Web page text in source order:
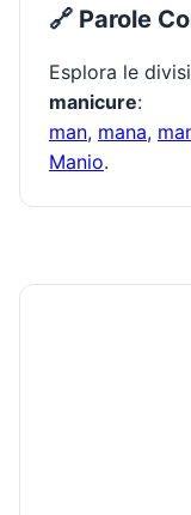
🔗 Parole
Esplora le
manicure:
man, mana,
Manio.